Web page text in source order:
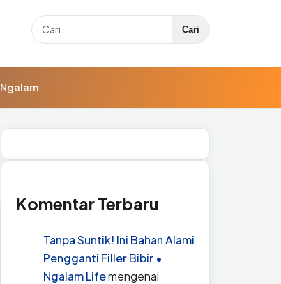
Search Cari
Ngalam
Komentar Terbaru
Tanpa Suntik! Ini Bahan Alami
Pengganti Filler Bibir •
Ngalam Lifemengenai